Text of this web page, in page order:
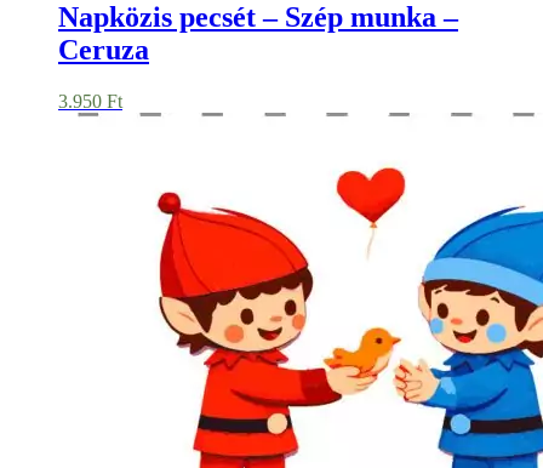
Napközis pecsét – Szép munka –
Ceruza
3.950 Ft